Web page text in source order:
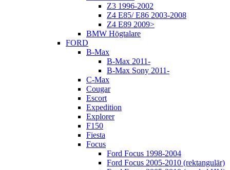
Z3 1996-2002
Z4 E85/ E86 2003-2008
Z4 E89 2009>
BMW Högtalare
FORD
B-Max
B-Max 2011-
B-Max Sony 2011-
C-Max
Cougar
Escort
Expedition
Explorer
F150
Fiesta
Focus
Ford Focus 1998-2004
Ford Focus 2005-2010 (rektangulär)